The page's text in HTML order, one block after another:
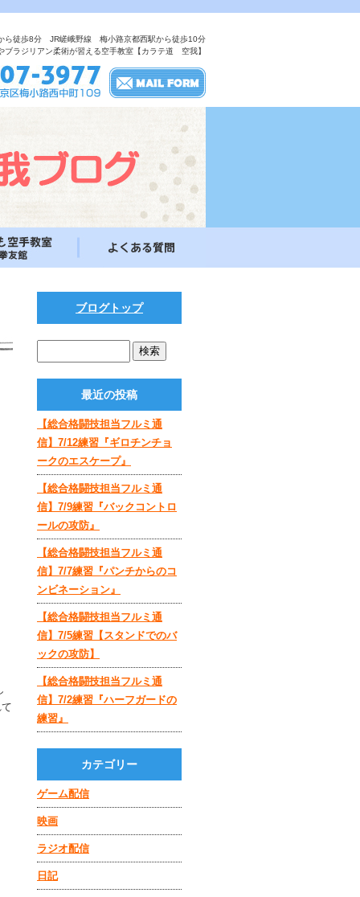
ら徒歩8分 JR嵯峨野線 梅小路京都西駅から徒歩10分
ブラジリアン柔術が習える空手教室【カラテ道 空我】
ブログトップ
最近の投稿
【総合格闘技担当フルミ通
信】7/12練習『ギロチンチョ
ークのエスケープ』
【総合格闘技担当フルミ通
信】7/9練習『バックコントロ
ールの攻防』
【総合格闘技担当フルミ通
信】7/7練習『パンチからのコ
ンビネーション』
【総合格闘技担当フルミ通
信】7/5練習【スタンドでのバ
ックの攻防】
【総合格闘技担当フルミ通
信】7/2練習『ハーフガードの
練習』
カテゴリー
ゲーム配信
映画
ラジオ配信
日記